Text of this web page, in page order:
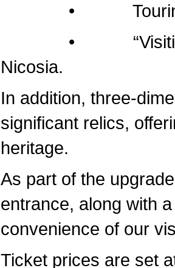
• Touring the
• “Visiting” the
Nicosia.
In addition, three-
significant relics,
heritage.
As part of the
entrance, along with
convenience of our
Ticket prices are set